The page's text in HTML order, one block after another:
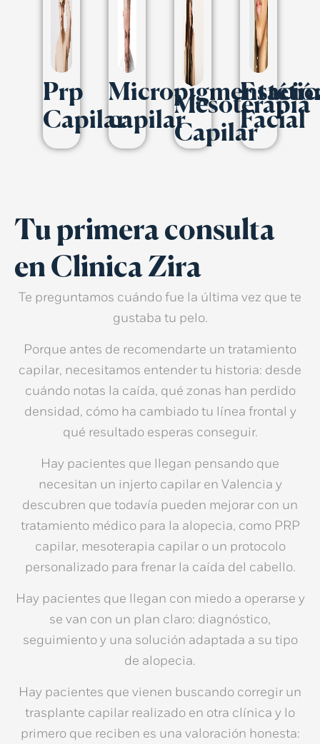
Prp
Capilarcapilar
Mesoterapia
Capilar
Facial
Tu primera consulta
en Clinica Zira
Te preguntamos cuándo fue la última vez que te
gustaba tu pelo.
Porque antes de recomendarte un tratamiento
capilar, necesitamos entender tu historia: desde
cuándo notas la caída, qué zonas han perdido
densidad, cómo ha cambiado tu línea frontal y
qué resultado esperas conseguir.
Hay pacientes que llegan pensando que
necesitan un injerto capilar en Valencia y
descubren que todavía pueden mejorar con un
tratamiento médico para la alopecia, como PRP
capilar, mesoterapia capilaro un protocolo
personalizado para frenar la caída del cabello.
Hay pacientes que llegan con miedo a operarse y
se van con un plan claro: diagnóstico,
seguimiento y una solución adaptada a su tipo
de alopecia.
Hay pacientes que vienen buscando corregir un
trasplante capilar realizado en otra clínica y lo
primero que reciben es una valoración honesta: